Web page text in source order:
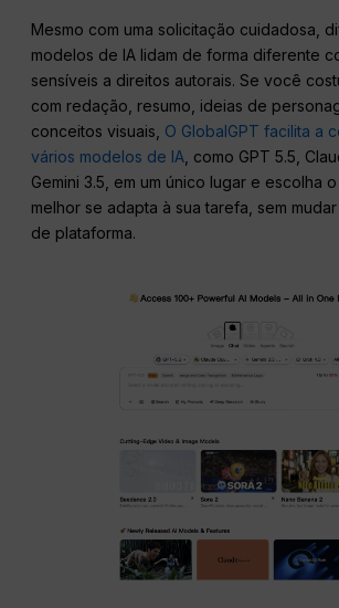
Mesmo com uma solicitação cuidadosa,
modelos de IA lidam de forma diferente
sensíveis a direitos autorais. Se você
com redação, resumo, ideias de
conceitos visuais, O GlobalGPT facilita a
vários modelos de IA , como GPT 5.5,
Gemini 3.5, em um único lugar e escolha
melhor se adapta à sua tarefa, sem
de plataforma.